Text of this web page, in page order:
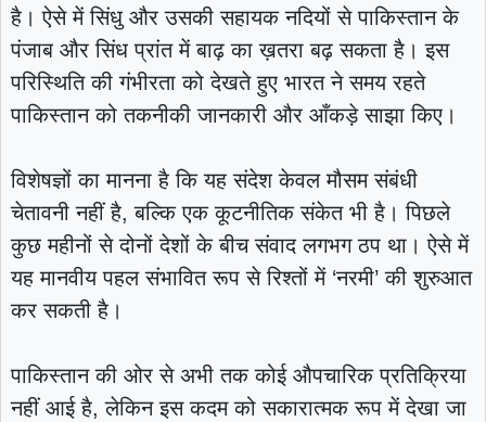
है। ऐसे में सिंधु और उसकी सहायक नदियों से पाकिस्तान के
पंजाब और सिंध प्रांत में बाढ़ का ख़तरा बढ़ सकता है। इस
परिस्थिति की गंभीरता को देखते हुए भारत ने समय रहते
पाकिस्तान को तकनीकी जानकारी और आँकड़े साझा किए।
विशेषज्ञों का मानना है कि यह संदेश केवल मौसम संबंधी
चेतावनी नहीं है, बल्कि एक कूटनीतिक संकेत भी है। पिछले
कुछ महीनों से दोनों देशों के बीच संवाद लगभग ठप था। ऐसे में
यह मानवीय पहल संभावित रूप से रिश्तों में ‘नरमी’ की शुरुआत
कर सकती है।
पाकिस्तान की ओर से अभी तक कोई औपचारिक प्रतिक्रिया
नहीं आई है, लेकिन इस कदम को सकारात्मक रूप में देखा जा